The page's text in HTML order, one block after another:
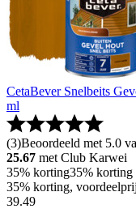
CetaBever Snelbeits
ml
(3)Beoordeeld met 5.0
25.67 met Club Karwei
35% korting35% korting
35% korting,
39.49